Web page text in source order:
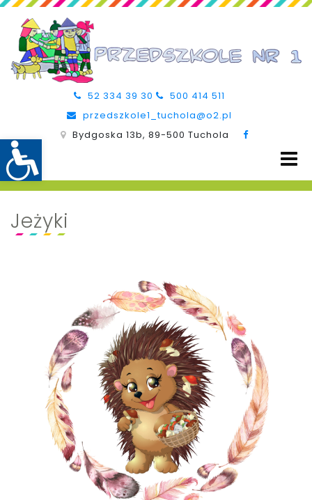
52 334 39 30
500 414 511
przedszkole1_tuchola@o2.pl
Bydgoska 13b, 89-500 Tuchola
Jeżyki